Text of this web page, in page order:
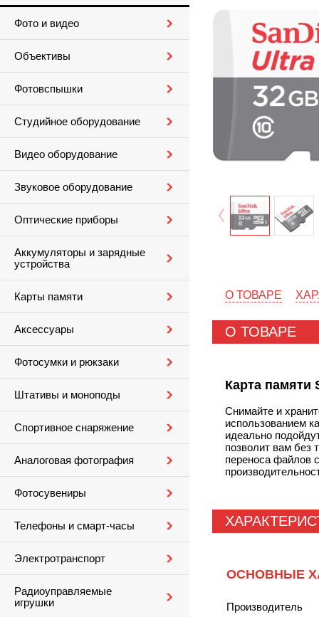
Фото и видео
Объективы
Фотовспышки
Студийное оборудование
Видео оборудование
Звуковое оборудование
Оптические приборы
Аккумуляторы и зарядные
устройства
Карты памяти
Аксессуары
Фотосумки и рюкзаки
Штативы и моноподы
Спортивное снаряжение
Аналоговая фотография
Фотосувениры
Телефоны и смарт-часы
Электротранспорт
Радиоуправляемые
игрушки
О ТОВАРЕ
О ТОВАРЕ
Карта памяти
Снимайте и
использованием
идеально
позволит вам без
переноса файлов
ОСНОВНЫЕ
Производитель